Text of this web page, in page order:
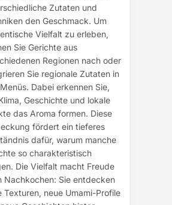
Zutaten und
den Geschmack. Um
Vielfalt zu erleben,
Sie Gerichte aus
Regionen nach oder
Sie regionale Zutaten in
Dabei erkennen Sie,
Geschichte und lokale
das Aroma formen. Diese
fördert ein tieferes
dafür, warum manche
so charakteristisch
Die Vielfalt macht Freude
Nachkochen: Sie entdecken
Texturen, neue Umami-Profile